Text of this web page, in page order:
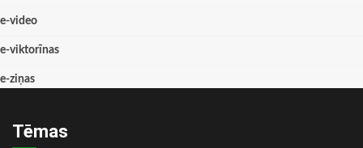
e-video
e-viktorīnas
e-ziņas
Tēmas